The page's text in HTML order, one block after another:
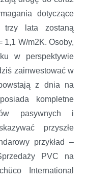
dotyczące
trzy lata zostaną
1,1 W/m2K. Osoby,
w perspektywie
zainwestować w
z dnia na
kompletne
pasywnych i
przyszłe
przykład –
PVC na
International